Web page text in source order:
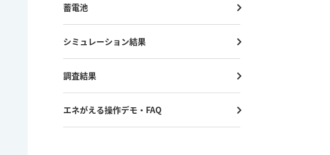
蓄電池
シミュレーション結果
調査結果
エネがえる操作デモ・FAQ